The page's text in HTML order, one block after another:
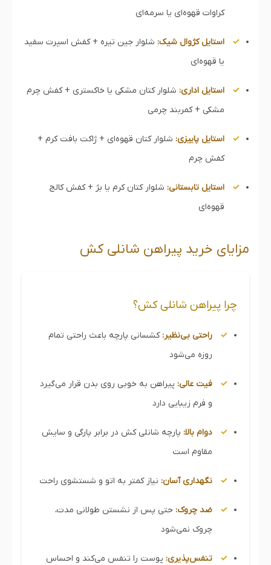
کراوات قهوه‌ای یا سرمه‌ای
استایل کژوال شیک: شلوار جین تیره + کفش اسپرت سفید
یا قهوه‌ای
استایل اداری: شلوار کتان مشکی یا خاکستری + کفش چرم
مشکی + کمربند چرمی
استایل پاییزی: شلوار کتان قهوه‌ای + ژاکت بافت کرم +
کفش چرم
استایل تابستانی: شلوار کتان کرم یا بژ + کفش کالج
قهوه‌ای
مزایای خرید پیراهن شانلی کش
چرا پیراهن شانلی کش؟
راحتی بی‌نظیر:کشسانی پارچه باعث راحتی تمام
روزه می‌شود
فیت عالی: پیراهن به خوبی روی بدن قرار می‌گیرد
و فرم زیبایی دارد
دوام بالا: پارچه شانلی کش در برابر پارگی و سایش
مقاوم است
نگهداری آسان: نیاز کمتر به اتو و شستشوی راحت
ضد چروک: حتی پس از نشستن طولانی مدت،
چروک نمی‌شود
تنفس‌پذیری: پوست را تنفس می‌کند و احساس